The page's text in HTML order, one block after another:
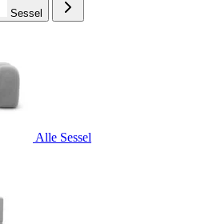
Sessel
Alle Sessel